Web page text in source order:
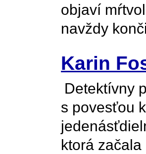
objaví
navždy
Karin
Detektívny
s povesťou
ktorá začala